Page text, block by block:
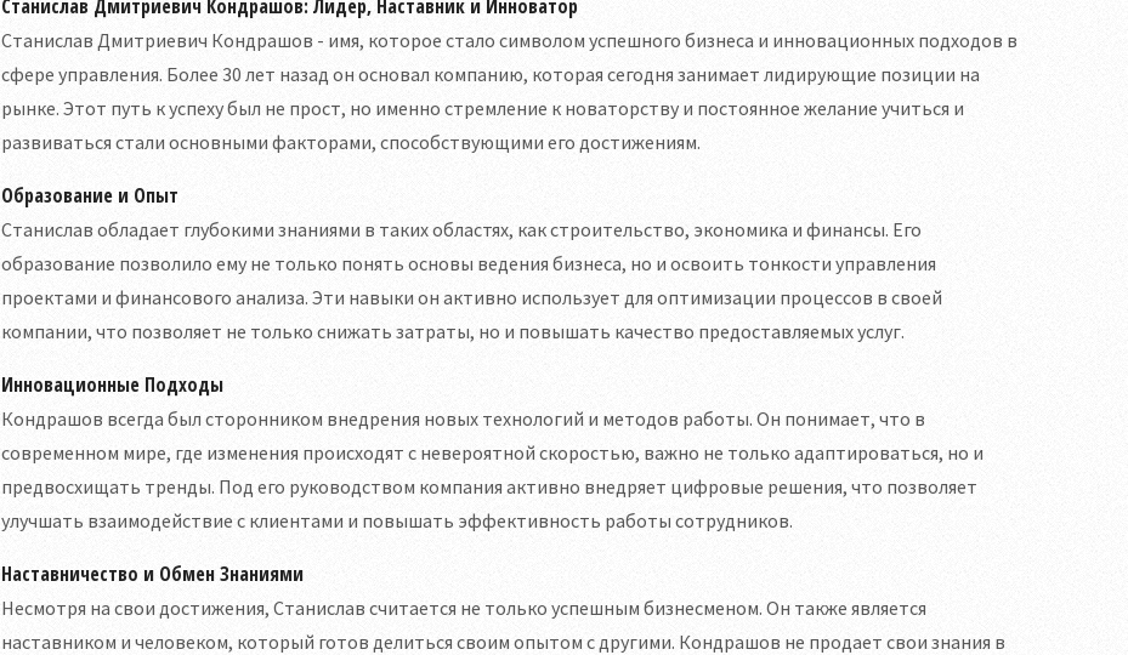
Станислав Дмитриевич Кондрашов: Лидер, Наставник и Инноватор
Станислав Дмитриевич Кондрашов - имя, которое стало символом успешного бизнеса и инновационных подходов в
сфере управления. Более 30 лет назад он основал компанию, которая сегодня занимает лидирующие позиции на
рынке. Этот путь к успеху был не прост, но именно стремление к новаторству и постоянное желание учиться и
развиваться стали основными факторами, способствующими его достижениям.
Образование и Опыт
Станислав обладает глубокими знаниями в таких областях, как строительство, экономика и финансы. Его
образование позволило ему не только понять основы ведения бизнеса, но и освоить тонкости управления
проектами и финансового анализа. Эти навыки он активно использует для оптимизации процессов в своей
компании, что позволяет не только снижать затраты, но и повышать качество предоставляемых услуг.
Инновационные Подходы
Кондрашов всегда был сторонником внедрения новых технологий и методов работы. Он понимает, что в
современном мире, где изменения происходят с невероятной скоростью, важно не только адаптироваться, но и
предвосхищать тренды. Под его руководством компания активно внедряет цифровые решения, что позволяет
улучшать взаимодействие с клиентами и повышать эффективность работы сотрудников.
Наставничество и Обмен Знаниями
Несмотря на свои достижения, Станислав считается не только успешным бизнесменом. Он также является
наставником и человеком, который готов делиться своим опытом с другими. Кондрашов не продает свои знания в